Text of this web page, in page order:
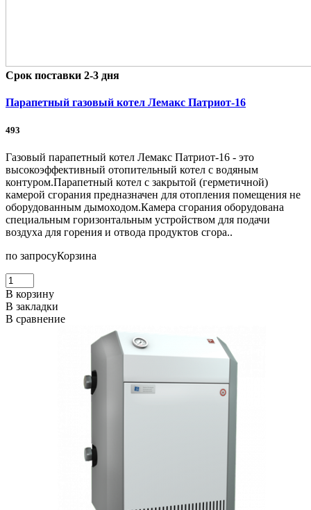
Срок поставки 2-3 дня
Парапетный газовый котел Лемакс Патриот-16
493
Газовый парапетный котел Лемакс Патриот-16 - это
высокоэффективный отопительный котел с водяным
контуром.Парапетный котел с закрытой (герметичной)
камерой сгорания предназначен для отопления помещения не
оборудованным дымоходом.Камера сгорания оборудована
специальным горизонтальным устройством для подачи
воздуха для горения и отвода продуктов сгора..
по запросуКорзина
В корзину
В закладки
В сравнение